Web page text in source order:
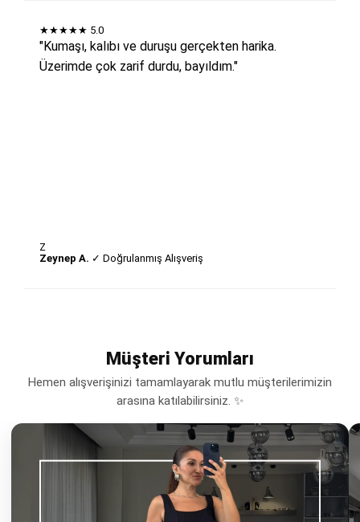
★★★★★ 5.0
"Kumaşı, kalıbı ve duruşu gerçekten harika.
Üzerimde çok zarif durdu, bayıldım."
Z
Zeynep A. ✓ Doğrulanmış Alışveriş
Müşteri Yorumları
Hemen alışverişinizi tamamlayarak mutlu müşterilerimizin
arasına katılabilirsiniz. ✨